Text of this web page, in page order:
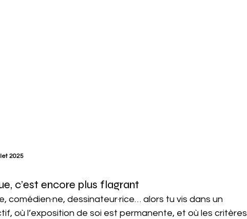
2025
c’est encore plus flagrant
comédien·ne, dessinateur·rice… alors tu vis dans un
où l’exposition de soi est permanente, et où les critères